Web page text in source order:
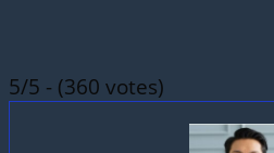
5/5 - (360 votes)